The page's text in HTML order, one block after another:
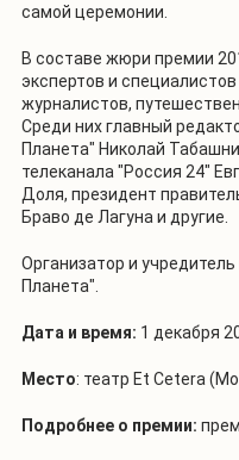
самой церемонии.
В составе жюри премии
экспертов и
журналистов,
Среди них главный
Планета" Николай
телеканала "Россия 24"
Доля, президент
Браво де Лагуна и другие.
Организатор и
Планета".
Дата и время: 1 декабря
Место: театр Et Cetera
Подробнее о премии: